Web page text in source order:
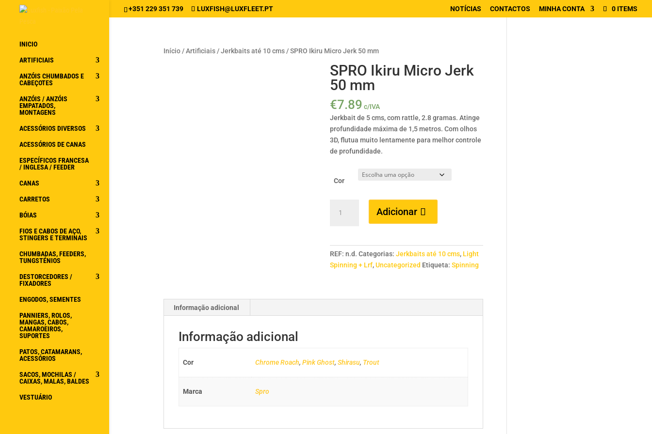
+351 229 351 739 LUXFISH@LUXFLEET.PT NOTÍCIAS CONTACTOS MINHA CONTA 0 ITEMS
INICIO
ARTIFICIAIS
ANZÓIS CHUMBADOS E
CABEÇOTES
ANZÓIS / ANZÓIS
EMPATADOS,
MONTAGENS
ACESSÓRIOS DIVERSOS
ACESSÓRIOS DE CANAS
ESPECÍFICOS FRANCESA
/ INGLESA / FEEDER
CANAS
CARRETOS
BÓIAS
FIOS E CABOS DE AÇO,
STINGERS E TERMINAIS
CHUMBADAS, FEEDERS,
TUNGSTÉNIOS
DESTORCEDORES /
FIXADORES
ENGODOS, SEMENTES
PANNIERS, ROLOS,
MANGAS, CABOS,
CAMAROEIROS,
SUPORTES
PATOS, CATAMARANS,
ACESSÓRIOS
SACOS, MOCHILAS /
CAIXAS, MALAS, BALDES
VESTUÁRIO
Início/Artificiais/Jerkbaits até 10 cms/ SPRO Ikiru Micro Jerk 50 mm
SPRO Ikiru Micro Jerk
50 mm
€7.89 c/IVA
Jerkbait de 5 cms, com rattle, 2.8 gramas. Atinge
profundidade máxima de 1,5 metros. Com olhos
3D, flutua muito lentamente para melhor controle
de profundidade.
Cor
50
Adicionar
REF: n.d. Categorias: Jerkbaits até 10 cms, Light
Spinning + Lrf,Uncategorized Etiqueta: Spinning
Informação adicional
Informação adicional
Cor Chrome Roach,Pink Ghost,Shirasu, Trout
Marca Spro